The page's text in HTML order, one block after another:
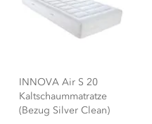
INNOVA Air S 20
Kaltschaummatratze
(Bezug Silver Clean)